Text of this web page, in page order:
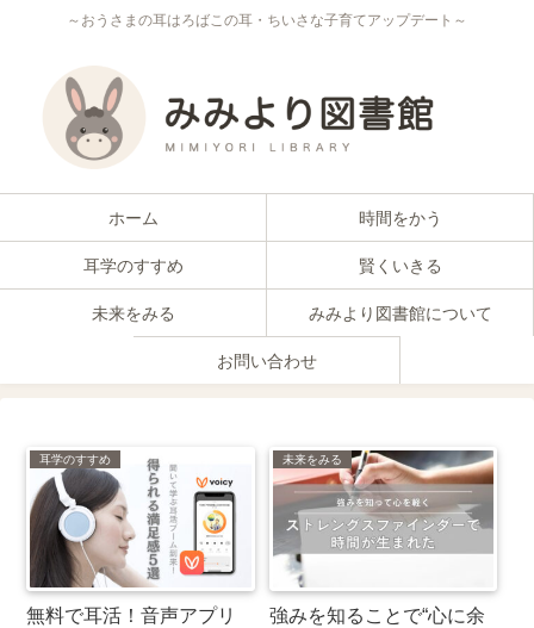
～おうさまの耳はろばこの耳・ちいさな子育てアップデート～
ホーム 時間をかう
耳学のすすめ 賢くいきる
未来をみる みみより図書館について
お問い合わせ
耳学のすすめ
無料で耳活！音声アプリ
未来をみる
強みを知ることで“心に余